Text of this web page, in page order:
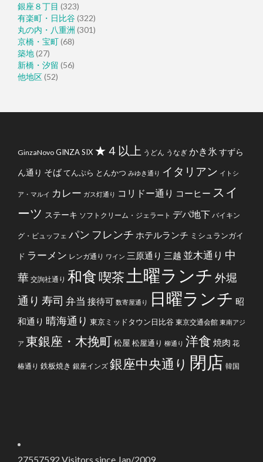
銀座８丁目 (323)
有楽町・日比谷(322)
丸の内・八重洲 (301)
京橋・宝町(68)
築地(27)
新橋・汐留 (56)
他地区(52)
GinzaNovo GINZA SIX ★４以上 うどん うなぎ かき氷 すずら
ん通り そばてんぷら とんかつ みゆき通り イタリアン イトシ
ア・マルイ カレー ガス灯通り コリドー通り コーヒー スイ
ーツ ステーキ ソフトクリーム・ジェラート デパ地下 バイキン
グ・ビュッフェ パン フレンチ ホテルランチ ミシュランガイ
ド ラーメン レンガ通り ワイン 三原通り 三越 並木通り 中
華 交詢社通り 和食喫茶 土曜ランチ 外堀
通り 寿司 弁当 接待可 数寄屋通り 日曜ランチ 昭
和通り 晴海通り 東京ミッドタウン日比谷 東京交通会館 東南アジ
ア 東銀座・木挽町松屋 松屋通り 柳通り 洋食 焼肉 花
椿通り 鉄板焼き 銀座インズ 銀座中央通り 閉店 韓国
27557592 Visitors since Jan/2009